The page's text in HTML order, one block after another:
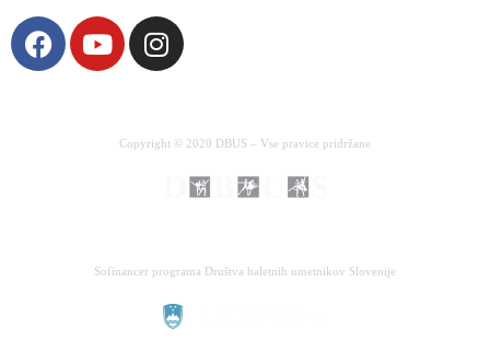
Copyright © 2020 DBUS – Vse pravice pridržane
Sofinancer programa Društva baletnih umetnikov Slovenije